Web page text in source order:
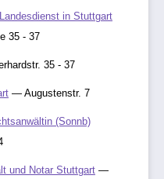
in Stuttgart
35 - 37
35 - 37
— Augustenstr. 7
(Sonnb)
und Notar Stuttgart —